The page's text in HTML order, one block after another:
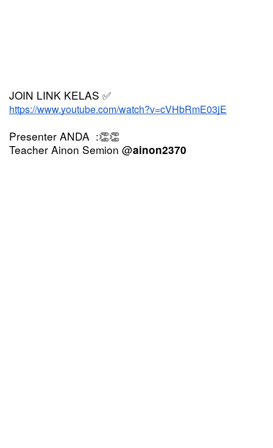
JOIN LINK KELAS ✅
https://www.youtube.com/watch?v=cVHbRmE03jE
Presenter ANDA  :👏👏
Teacher Ainon Semion @ainon2370